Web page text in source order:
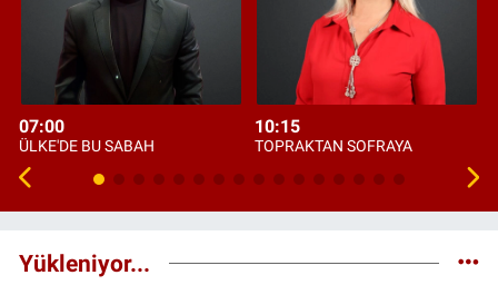
07:00
ÜLKE'DE BU SABAH
10:15
TOPRAKTAN SOFRAYA
Yükleniyor...